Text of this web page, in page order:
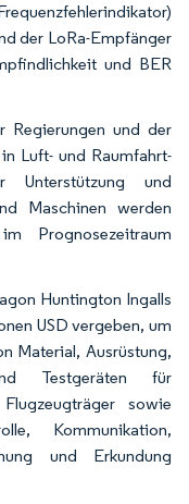
der LoRa-Empfänger
und BER
Regierungen und der
Luft- und Raumfahrt-
Unterstützung und
Maschinen werden
Prognosezeitraum
Huntington Ingalls
USD vergeben, um
Material, Ausrüstung,
Testgeräten für
sowie
Kommunikation,
und Erkundung